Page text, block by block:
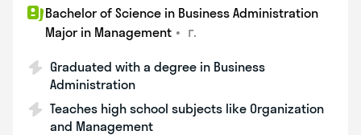
Bachelor of Science in Business Administration
Major in Management • г.
Graduated with a degree in Business
Administration
Teaches high school subjects like Organization
and Management